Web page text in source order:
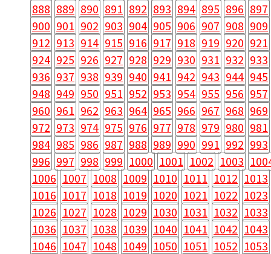
888 889 890 891 892 893 894 895 896 897
900 901 902 903 904 905 906 907 908 909
912 913 914 915 916 917 918 919 920 921
924 925 926 927 928 929 930 931 932 933
936 937 938 939 940 941 942 943 944 945
948 949 950 951 952 953 954 955 956 957
960 961 962 963 964 965 966 967 968 969
972 973 974 975 976 977 978 979 980 981
984 985 986 987 988 989 990 991 992 993
996 997 998 999 1000 1001 1002 1003
1006 1007 1008 1009 1010 1011 1012 1013
1016 1017 1018 1019 1020 1021 1022 1023
1026 1027 1028 1029 1030 1031 1032 1033
1036 1037 1038 1039 1040 1041 1042 1043
1046 1047 1048 1049 1050 1051 1052 1053